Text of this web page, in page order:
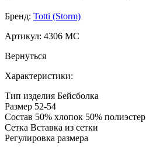
Бренд: Totti (Storm)
Артикул: 4306 МC
Вернуться
Характеристики:
Тип изделия Бейсболка
Размер 52-54
Состав 50% хлопок 50% полиэстер
Сетка Вставка из сетки
Регулировка размера